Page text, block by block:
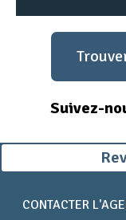
CONTACTER
Suivez-
Propulsé par Lcom